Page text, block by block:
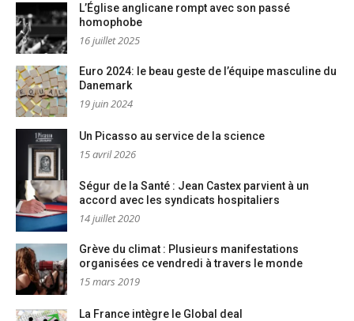
L’Église anglicane rompt avec son passé
homophobe
16 juillet 2025
Euro 2024: le beau geste de l’équipe masculine du
Danemark
19 juin 2024
Un Picasso au service de la science
15 avril 2026
Ségur de la Santé : Jean Castex parvient à un
accord avec les syndicats hospitaliers
14 juillet 2020
Grève du climat : Plusieurs manifestations
organisées ce vendredi à travers le monde
15 mars 2019
La France intègre le Global deal